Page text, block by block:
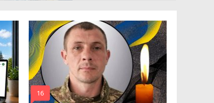
mode_comment
16